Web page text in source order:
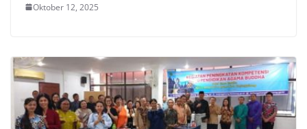
Oktober 12, 2025